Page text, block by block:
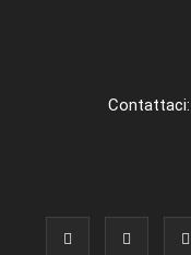
Contattaci: